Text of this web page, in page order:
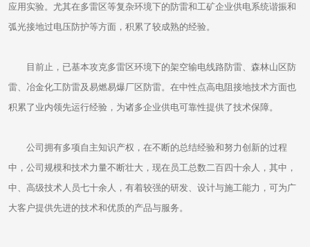
应用实验。尤其在多雷区等复杂环境下的防雷和工矿企业供电系统谐振和
弧光接地过电压防护等方面，积累了较成熟的经验。
目前止，已基本攻克多雷区环境下的架空输电线路防雷、森林山区防
雷、冶金化工防雷及易燃易爆厂区防雷。在中性点高电阻接地技术方面也
积累了业内领先运行经验，为诸多企业供电可靠性提供了技术保障。
公司拥有多项自主知识产权，在不断的总结经验和努力创新的过程
中，公司规模和技术力量不断壮大，现在员工总数二百四十余人，其中，
中、高级技术人员七十余人，有着较强的研发、设计与施工能力，可为广
大客户提供先进的技术和优质的产品与服务。